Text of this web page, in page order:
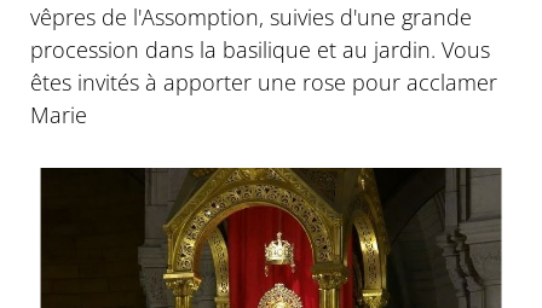
vêpres de l'Assomption, suivies d'une grande
procession dans la basilique et au jardin. Vous
êtes invités à apporter une rose pour acclamer
Marie